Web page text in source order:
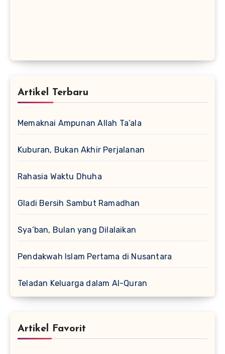
Artikel Terbaru
Memaknai Ampunan Allah Ta’ala
Kuburan, Bukan Akhir Perjalanan
Rahasia Waktu Dhuha
Gladi Bersih Sambut Ramadhan
Sya’ban, Bulan yang Dilalaikan
Pendakwah Islam Pertama di Nusantara
Teladan Keluarga dalam Al-Quran
Artikel Favorit